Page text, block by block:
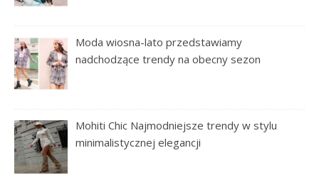
Moda wiosna-lato przedstawiamy
nadchodzące trendy na obecny sezon
Mohiti Chic Najmodniejsze trendy w stylu
minimalistycznej elegancji